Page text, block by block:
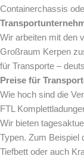
Containerchassis
Wir arbeiten mit den
Großraum Kerpen
für Transporte –
Preise für
Wie hoch sind die
FTL
Wir bieten
Typen. Zum Beispiel
Tiefbett oder auch